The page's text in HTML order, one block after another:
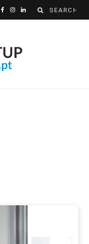
Search
F
c
e
I
s
L